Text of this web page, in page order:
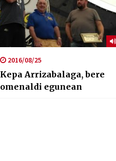
2016/08/25
Kepa Arrizabalaga, bere
omenaldi egunean